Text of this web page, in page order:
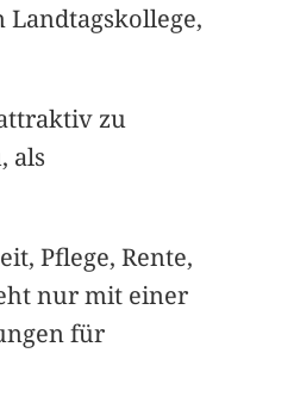
zu
als
Pflege, Rente,
nur mit einer
für